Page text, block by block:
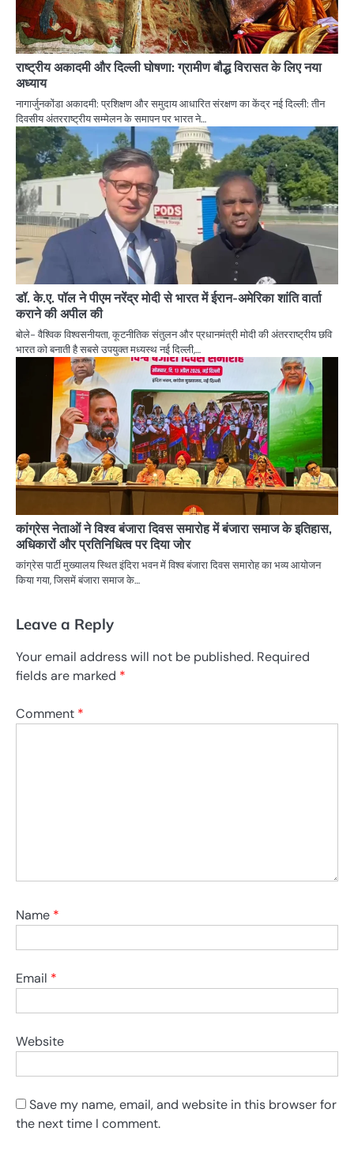
राष्ट्रीय अकादमी और दिल्ली घोषणा: ग्रामीण बौद्ध विरासत के लिए नया
अध्याय
नागार्जुनकोंडा अकादमी: प्रशिक्षण और समुदाय आधारित संरक्षण का केंद्र नई दिल्ली: तीन
दिवसीय अंतरराष्ट्रीय सम्मेलन के समापन पर भारत ने…
डॉ. के.ए. पॉल ने पीएम नरेंद्र मोदी से भारत में ईरान-अमेरिका शांति वार्ता
कराने की अपील की
बोले- वैश्विक विश्वसनीयता, कूटनीतिक संतुलन और प्रधानमंत्री मोदी की अंतरराष्ट्रीय छवि
भारत को बनाती है सबसे उपयुक्त मध्यस्थ नई दिल्ली,…
कांग्रेस नेताओं ने विश्व बंजारा दिवस समारोह में बंजारा समाज के इतिहास,
अधिकारों और प्रतिनिधित्व पर दिया जोर
कांग्रेस पार्टी मुख्यालय स्थित इंदिरा भवन में विश्व बंजारा दिवस समारोह का भव्य आयोजन
किया गया, जिसमें बंजारा समाज के…
Leave a Reply
Your email address will not be published. Required
fields are marked *
Comment *
Name *
Email *
Website
Save my name, email, and website in this browser for
the next time I comment.